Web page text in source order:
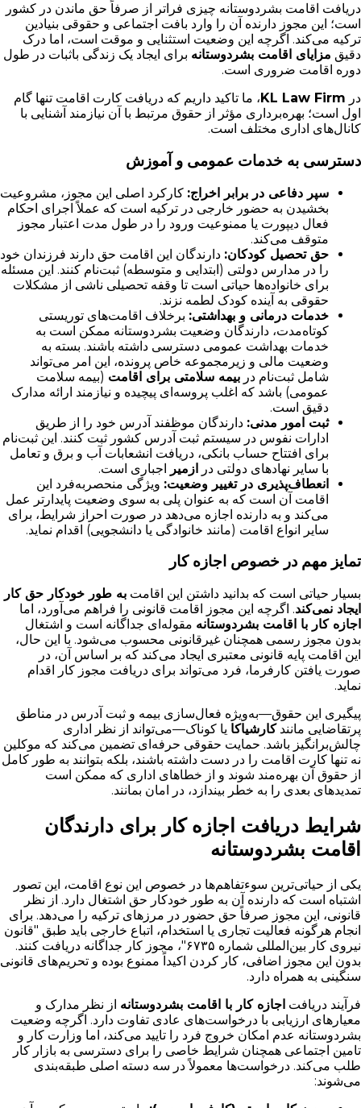
دریافت اقامت بشردوستانه چیزی فراتر از صرفاً حق ماندن در کشور
است؛ این مجوز دارنده آن را وارد بافت اجتماعی و حقوقی بنیادین
ترکیه می‌کند. اگرچه این وضعیت استثنایی و موقت است، اما درک
دقیق مزایای اقامت بشردوستانه برای ایجاد یک زندگی باثبات در طول
دوره اقامت ضروری است.
در KL Law Firm ، ما تاکید داریم که دریافت کارت اقامت تنها گام
اول است؛ بهره‌برداری مؤثر از حقوق مرتبط با آن نیازمند آشنایی با
کانال‌های اداری مختلف است.
دسترسی به خدمات عمومی و آموزش
سپر دفاعی در برابر اخراج: کارکرد اصلی این مجوز، مشروعیت
بخشیدن به حضور خارجی در ترکیه است که عملاً اجرای احکام
فعال دیپورت یا ممنوعیت ورود را در طول مدت اعتبار مجوز
متوقف می‌کند.
حق تحصیل کودکان: دارندگان این اقامت حق دارند فرزندان خود
را در مدارس دولتی (ابتدایی و متوسطه) ثبت‌نام کنند. این مسئله
برای خانواده‌ها حیاتی است تا وقفه تحصیلی ناشی از مشکلات
حقوقی به آینده کودک لطمه نزند.
خدمات درمانی و بهداشتی: برخلاف اقامت‌های توریستی
کوتاه‌مدت، دارندگان وضعیت بشردوستانه ممکن است به
خدمات بهداشت عمومی دسترسی داشته باشند. بسته به
وضعیت مالی و زیرمجموعه خاص پرونده، این امر می‌تواند
شامل ثبت‌نام در بیمه سلامتی برای اقامت (بیمه سلامت
عمومی) باشد که اغلب پروسه‌ای پیچیده و نیازمند ارائه مدارک
دقیق است.
ثبت امور مدنی: دارندگان موظفند آدرس خود را از طریق
ادارات نفوس در سیستم ثبت آدرس کشور ثبت کنند. این ثبت‌نام
برای افتتاح حساب بانکی، دریافت انشعابات آب و برق و تعامل
با سایر نهادهای دولتی در ازمیر اجباری است.
انعطاف‌پذیری در تغییر وضعیت: ویژگی منحصربه‌فرد این
اقامت آن است که به عنوان پلی به سوی وضعیت پایدارتر عمل
می‌کند و به دارنده اجازه می‌دهد در صورت احراز شرایط، برای
سایر انواع اقامت (مانند خانوادگی یا دانشجویی) اقدام نماید.
تمایز مهم در خصوص اجازه کار
بسیار حیاتی است که بدانید داشتن این اقامت به طور خودکار حق کار
ایجاد نمی‌کند. اگرچه این مجوز اقامت قانونی را فراهم می‌آورد، اما
اجازه کار با اقامت بشردوستانه مقوله‌ای جداگانه است و اشتغال
بدون مجوز رسمی همچنان غیرقانونی محسوب می‌شود. با این حال،
این اقامت پایه قانونی معتبری ایجاد می‌کند که بر اساس آن، در
صورت یافتن کارفرما، فرد می‌تواند برای دریافت مجوز کار اقدام
نماید.
پیگیری این حقوق—به‌ویژه فعال‌سازی بیمه و ثبت آدرس در مناطق
پرتقاضایی مانندکارشیاکا یا کوناک—می‌تواند از نظر اداری
چالش‌برانگیز باشد. حمایت حقوقی حرفه‌ای تضمین می‌کند که موکلین
نه تنها کارت اقامت را در دست داشته باشند، بلکه بتوانند به طور کامل
از حقوق آن بهره‌مند شوند و از خطاهای اداری که ممکن است
تمدیدهای بعدی را به خطر بیندازد، در امان بمانند.
شرایط دریافت اجازه کار برای دارندگان
اقامت بشردوستانه
یکی از حیاتی‌ترین سوءتفاهم‌ها در خصوص این نوع اقامت، این تصور
اشتباه است که دارنده آن به طور خودکار حق اشتغال دارد. از نظر
قانونی، این مجوز صرفاً حق حضور در مرزهای ترکیه را می‌دهد. برای
انجام هرگونه فعالیت تجاری یا استخدام، اتباع خارجی باید طبق "قانون
نیروی کار بین‌المللی شماره ۶۷۳۵"، مجوز کار جداگانه دریافت کنند.
بدون این مجوز اضافی، کار کردن اکیداً ممنوع بوده و تحریم‌های قانونی
سنگینی به همراه دارد.
فرآیند دریافت اجازه کار با اقامت بشردوستانه از نظر مدارک و
معیارهای ارزیابی با درخواست‌های عادی تفاوت دارد. اگرچه وضعیت
بشردوستانه عدم امکان خروج فرد را تایید می‌کند، اما وزارت کار و
تامین اجتماعی همچنان شرایط خاصی را برای دسترسی به بازار کار
طلب می‌کند. درخواست‌ها معمولاً در سه دسته اصلی طبقه‌بندی
می‌شوند: